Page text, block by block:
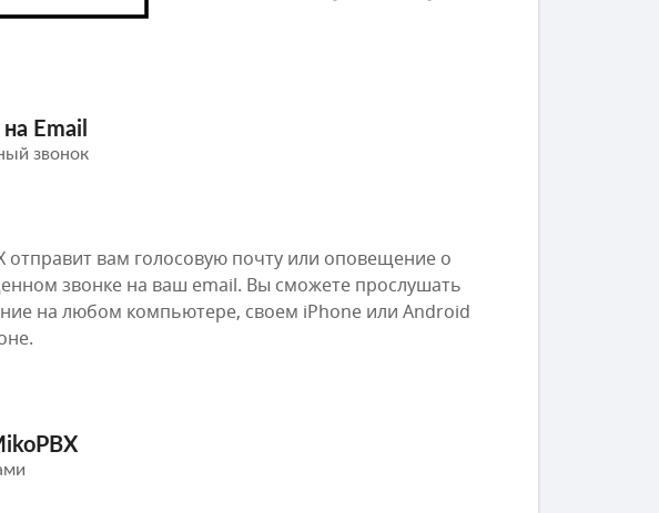
Email
звонок
отправит вам голосовую почту или оповещение о
звонке на ваш email. Вы сможете прослушать
на любом компьютере, своем iPhone или Android